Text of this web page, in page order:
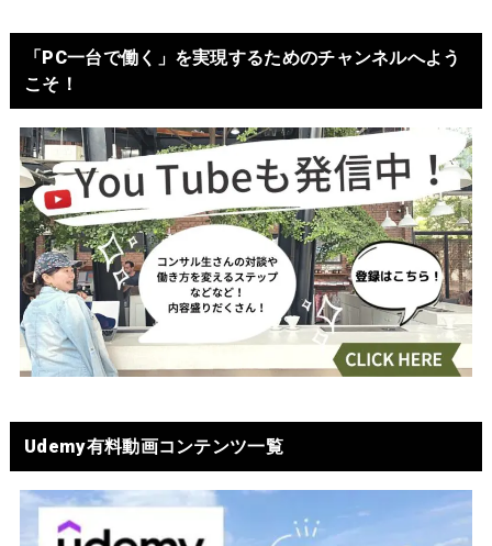
「PC一台で働く」を実現するためのチャンネルへよう
こそ！
Udemy有料動画コンテンツ一覧